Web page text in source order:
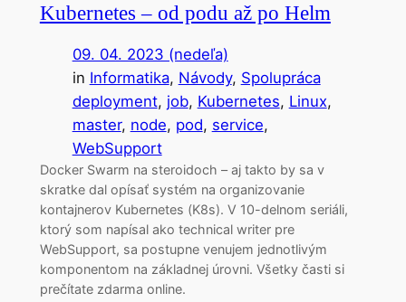
Kubernetes – od podu až po Helm
09. 04. 2023 (nedeľa)
in Informatika, Návody, Spolupráca
deployment, job, Kubernetes, Linux
master, node, pod, service
WebSupport
Docker Swarm na steroidoch – aj takto by sa v
skratke dal opísať systém na organizovanie
kontajnerov Kubernetes (K8s). V 10-delnom seriáli,
ktorý som napísal ako technical writer pre
WebSupport, sa postupne venujem jednotlivým
komponentom na základnej úrovni. Všetky časti si
prečítate zdarma online.